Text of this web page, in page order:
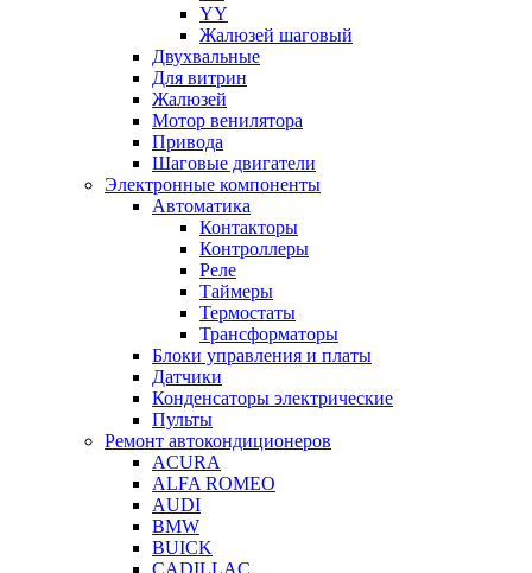
YY
Жалюзей шаговый
Двухвальные
Для витрин
Жалюзей
Мотор венилятора
Привода
Шаговые двигатели
Электронные компоненты
Автоматика
Контакторы
Контроллеры
Реле
Таймеры
Термостаты
Трансформаторы
Блоки управления и платы
Датчики
Конденсаторы электрические
Пульты
Ремонт автокондиционеров
ACURA
ALFA ROMEO
AUDI
BMW
BUICK
CADILLAC